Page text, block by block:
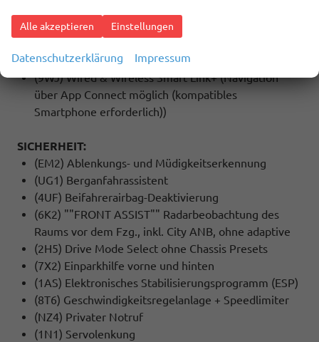
MULTIMEDIA UND KOMMUNIKATION:
(9ZX) Bluetooth
(9WJ) Wired & Wireless Smart Link+ (Navigation
über App Connect möglich (kompatibles
Smartphone erforderlich))
SICHERHEIT:
(EM2) Ablenkungs- und Müdigkeitserkennung
(UG1) Berganfahrassistent
(4UF) Beifahrerairbag-Deaktivierung
(6K2) ""FRONT ASSIST"" Radarbeobachtung des
Raums vor dem Fzg., inkl. City ANB, ohne adaptive
(2H5) Drive Mode Select ohne Chassis Presets
(7X2) Einparkhilfe vorne und hinten
(1AS) Elektronisches Stabilisierungsprogramm (ESP)
(8T6) Geschwindigkeitsregelanlage + Speedlimiter
(NZ4) Privater Notruf
(1N1) Servolenkung
Alle akzeptieren Einstellungen
Datenschutzerklärung Impressum